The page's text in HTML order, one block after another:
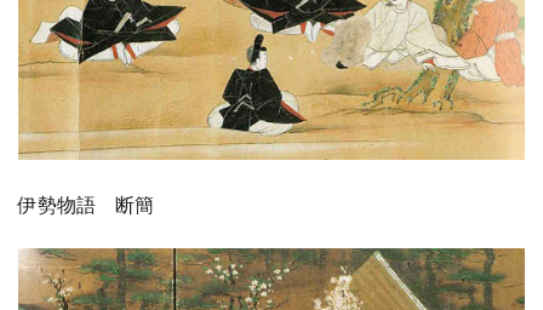
伊勢物語 断簡